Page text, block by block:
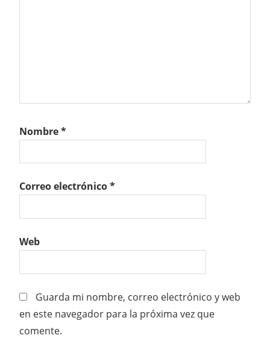
Nombre*
Correo electrónico*
Web
Guarda mi nombre, correo electrónico y web
en este navegador para la próxima vez que
comente.